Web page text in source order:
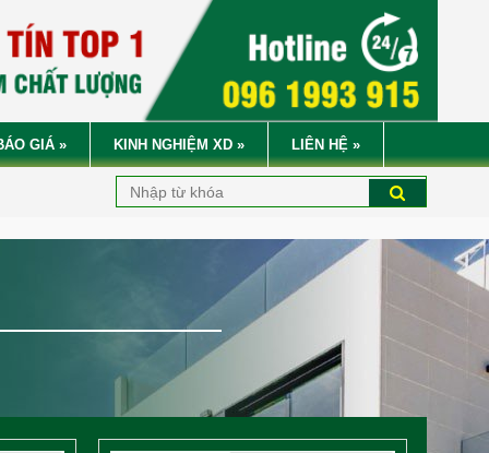
GIÁ » KINH NGHIỆM XD » LIÊN HỆ »
CÔNG TY CỔ PHẦN VIỆT QUANG